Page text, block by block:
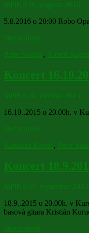
JaPiKu 16. augusta 2016
5.8.2016 o 20:00 Robo
Nezaradené
Peter Solárik, Robert
Koncert
JaPiKu 20. októbra 2015
16.10..2015 o 20.00h. v
Nezaradené
Klaudius Kováč, Peter
Koncert
JaPiKu 21. septembra 2015
18.9..2015 o 20.00h. v
basová gitara Kristián
Nezaradené